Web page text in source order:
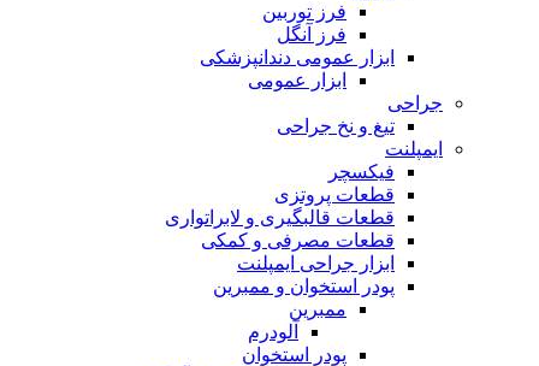
فرز توربین
فرز آنگل
ابزار عمومی دندانپزشکی
ابزار عمومی
جراحی
تیغ و نخ جراحی
ایمپلنت
فیکسچر
قطعات پروتزی
قطعات قالبگیری و لابراتواری
قطعات مصرفی و کمکی
ابزار جراحی ایمپلنت
پودر استخوان و ممبرین
ممبرین
آلودرم
پودر استخوان